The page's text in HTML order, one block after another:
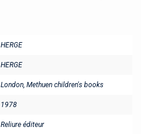
HERGE
HERGE
London, Methuen children's books
1978
Reliure éditeur